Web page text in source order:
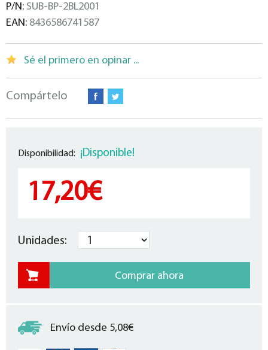
P/N: SUB-BP-2BL2001
EAN: 8436586741587
Sé el primero en opinar ...
Compártelo
Disponibilidad: ¡Disponible!
17,20€
Unidades:
Envío desde 5,08€